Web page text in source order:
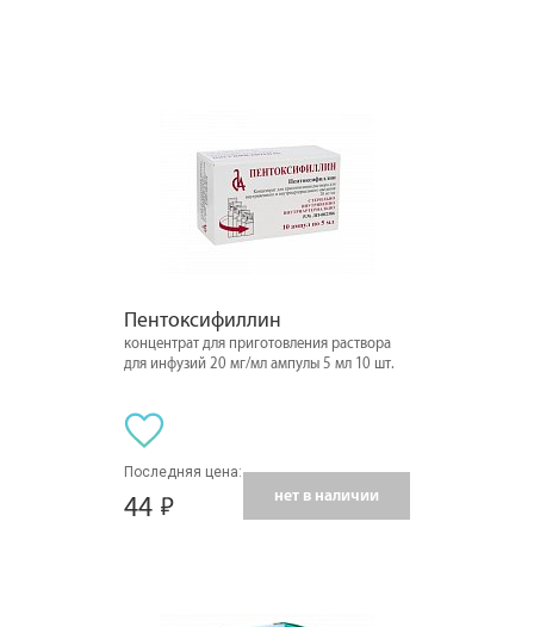
Пентоксифиллин
концентрат для приготовления раствора
для инфузий 20 мг/мл ампулы 5 мл 10 шт.
Последняя цена:
44 нет в наличии